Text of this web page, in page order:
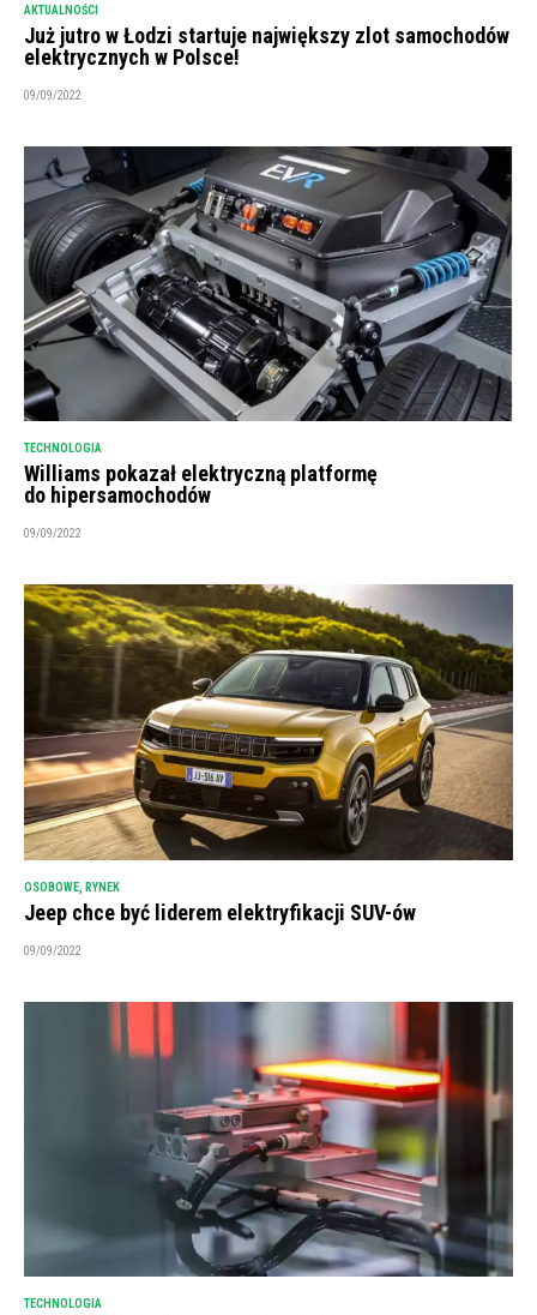
AKTUALNOŚCI
Już jutro w Łodzi startuje największy zlot samochodów
elektrycznych w Polsce!
09/09/2022
TECHNOLOGIA
Williams pokazał elektryczną platformę
do hipersamochodów
09/09/2022
OSOBOWE RYNEK
Jeep chce być liderem elektryfikacji SUV-ów
09/09/2022
TECHNOLOGIA